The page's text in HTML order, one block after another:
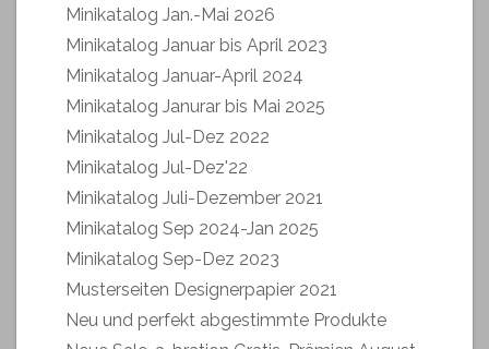
Minikatalog Jan.-Mai 2026
Minikatalog Januar bis April 2023
Minikatalog Januar-April 2024
Minikatalog Janurar bis Mai 2025
Minikatalog Jul-Dez 2022
Minikatalog Jul-Dez'22
Minikatalog Juli-Dezember 2021
Minikatalog Sep 2024-Jan 2025
Minikatalog Sep-Dez 2023
Musterseiten Designerpapier 2021
Neu und perfekt abgestimmte Produkte